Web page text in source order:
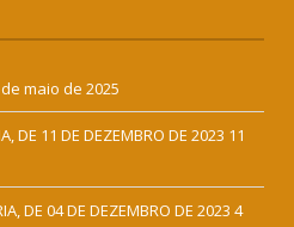
maio de 2025
DE 11 DE DEZEMBRO DE 2023 11
DE 04 DE DEZEMBRO DE 2023 4